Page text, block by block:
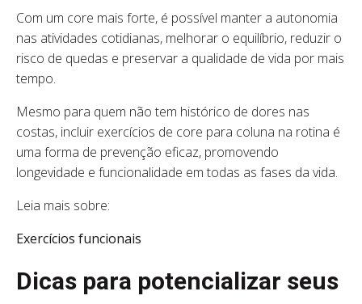
Com um core mais forte, é possível manter a autonomia
nas atividades cotidianas, melhorar o equilíbrio, reduzir o
risco de quedas e preservar a qualidade de vida por mais
tempo.
Mesmo para quem não tem histórico de dores nas
costas, incluir exercícios de core para coluna na rotina é
uma forma de prevenção eficaz, promovendo
longevidade e funcionalidade em todas as fases da vida.
Leia mais sobre:
Exercícios funcionais
Dicas para potencializar seus